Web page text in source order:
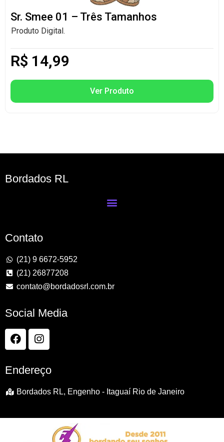
Sr. Smee 01 – Três Tamanhos
Produto Digital.
R$ 14,99
Ver Produto
Bordados RL
Contato
(21) 9 6672-5952
(21) 26877208
contato@bordadosrl.com.br
Social Media
Endereço
Bordados RL, Engenho - Itaguaí Rio de Janeiro